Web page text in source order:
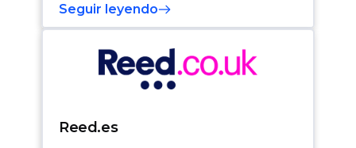
Seguir leyendo
Reed.es